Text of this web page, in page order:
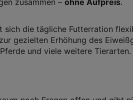
die tägliche Futterration
gezielten Erhöhung des
und viele weitere Tierarten.